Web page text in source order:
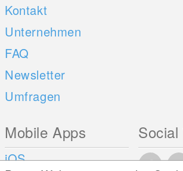
Kontakt
Unternehmen
FAQ
Newsletter
Umfragen
Mobile Apps
iOS
Social